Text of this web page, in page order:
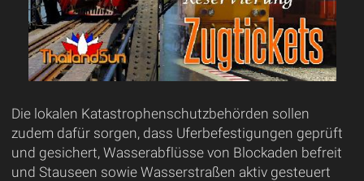
Die lokalen Katastrophenschutzbehörden sollen
zudem dafür sorgen, dass Uferbefestigungen geprüft
und gesichert, Wasserabflüsse von Blockaden befreit
und Stauseen sowie Wasserstraßen aktiv gesteuert